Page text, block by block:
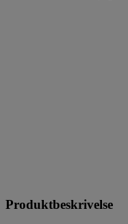
Produktbeskrivelse